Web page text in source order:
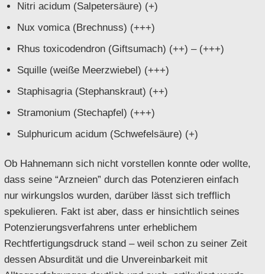
Nitri acidum (Salpetersäure) (+)
Nux vomica (Brechnuss) (+++)
Rhus toxicodendron (Giftsumach) (++) – (+++)
Squille (weiße Meerzwiebel) (+++)
Staphisagria (Stephanskraut) (++)
Stramonium (Stechapfel) (+++)
Sulphuricum acidum (Schwefelsäure) (+)
Ob Hahnemann sich nicht vorstellen konnte oder wollte,
dass seine “Arzneien” durch das Potenzieren einfach
nur wirkungslos wurden, darüber lässt sich trefflich
spekulieren. Fakt ist aber, dass er hinsichtlich seines
Potenzierungsverfahrens unter erheblichem
Rechtfertigungsdruck stand – weil schon zu seiner Zeit
dessen Absurdität und die Unvereinbarkeit mit